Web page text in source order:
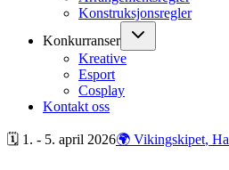
Konstruksjonsregler
Konkurranser
Kreative
Esport
Cosplay
Kontakt oss
🗓 1. - 5. april 2026🌍 Vikingskipet,